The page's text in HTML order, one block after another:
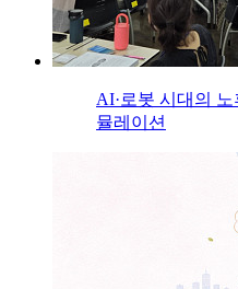
AI·로봇 시대의
뮬레이션